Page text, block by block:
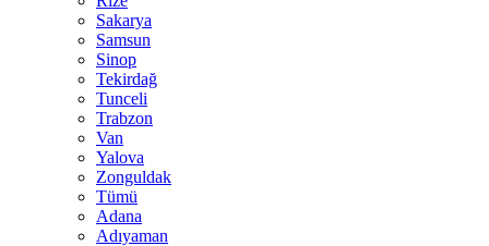
Sakarya
Samsun
Sinop
Tekirdağ
Tunceli
Trabzon
Van
Yalova
Zonguldak
Tümü
Adana
Adıyaman